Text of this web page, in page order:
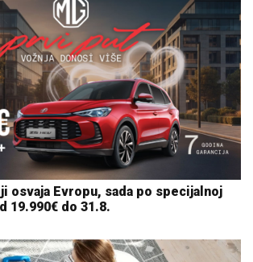
osvaja Evropu, sada po specijalnoj
19.990€ do 31.8.